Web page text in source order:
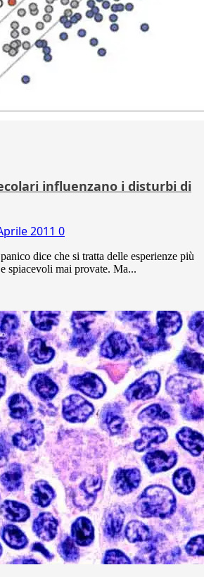
influenzano i disturbi di
2011 0
dice che si tratta delle esperienze più
spiacevoli mai provate. Ma...